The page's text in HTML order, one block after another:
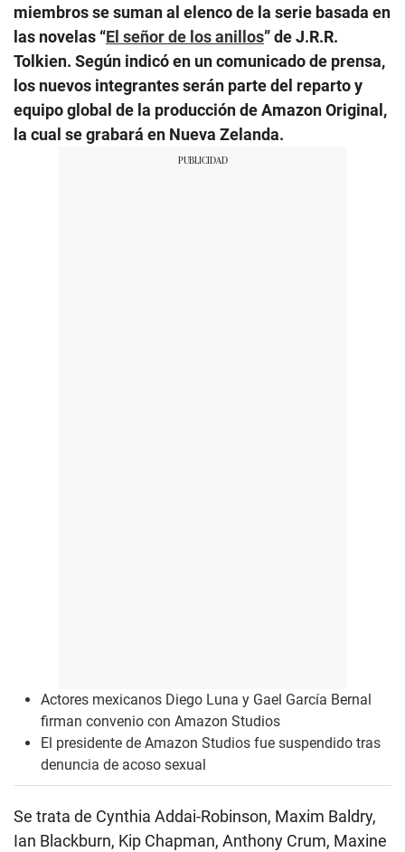
miembros se suman al elenco de la serie basada en
las novelas “El señor de los anillos” de J.R.R.
Tolkien. Según indicó en un comunicado de prensa,
los nuevos integrantes serán parte del reparto y
equipo global de la producción de Amazon Original,
la cual se grabará en Nueva Zelanda.
Actores mexicanos Diego Luna y Gael García Bernal
firman convenio con Amazon Studios
El presidente de Amazon Studios fue suspendido tras
denuncia de acoso sexual
Se trata de Cynthia Addai-Robinson, Maxim Baldry,
Ian Blackburn, Kip Chapman, Anthony Crum, Maxine